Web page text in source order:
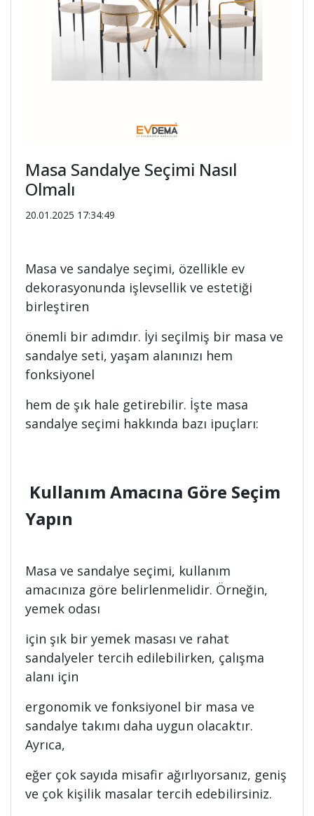
Masa Sandalye Seçimi Nasıl
Olmalı
20.01.2025 17:34:49
Masa ve sandalye seçimi, özellikle ev
dekorasyonunda işlevsellik ve estetiği
birleştiren
önemli bir adımdır. İyi seçilmiş bir masa ve
sandalye seti, yaşam alanınızı hem
fonksiyonel
hem de şık hale getirebilir. İşte masa
sandalye seçimi hakkında bazı ipuçları:
Kullanım Amacına Göre Seçim
Yapın
Masa ve sandalye seçimi, kullanım
amacınıza göre belirlenmelidir. Örneğin,
yemek odası
için şık bir yemek masası ve rahat
sandalyeler tercih edilebilirken, çalışma
alanı için
ergonomik ve fonksiyonel bir masa ve
sandalye takımı daha uygun olacaktır.
Ayrıca,
eğer çok sayıda misafir ağırlıyorsanız, geniş
ve çok kişilik masalar tercih edebilirsiniz.